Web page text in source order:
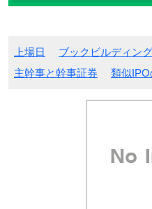
上場日 ブックビルディング
主幹事と幹事証券
類似